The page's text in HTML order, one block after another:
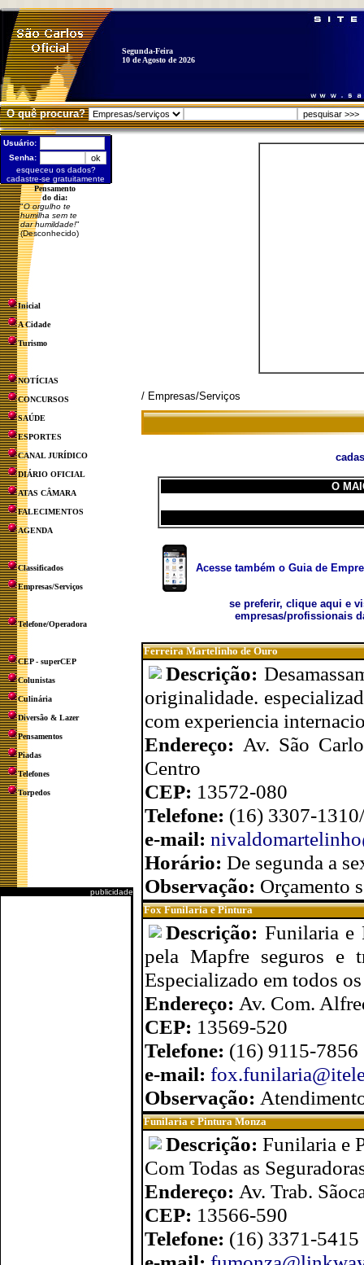
Segunda-Feira
10 de Agosto de 2026
O quê procura?
Usuário:
Senha:
esqueceu os dados?
cadastre-se gratuitamente
Pensamento
do dia:
"O orgulho te
humilha sem te
dar humildade!"
(Desconhecido)
Inicial
A Cidade
Turismo
NOTÍCIAS
CONCURSOS
SAÚDE
ESPORTES
CANAL JURÍDICO
DIÁRIO OFICIAL
ATAS CÂMARA
FALECIMENTOS
AGENDA
Classificados
Empresas/Serviços
Telefone/Operadora
CEP - superCEP
Colunistas
Culinária
Diversão & Lazer
Pensamentos
Piadas
Telefones
Torpedos
publicidade
/ Empresas/Serviços
O
Acesse também o Guia de
se preferir, clique aqui e
empresas/profissionais
Ferreira Martelinho de Ouro
Descrição:
originalidade.
com experiencia
Endereço: Av. São
Centro
CEP: 13572-080
Telefone: (16) 3307-
e-mail:
Horário: De segunda a
Observação: Orçamento
Fox Funilaria e Pintura
Descrição: Funilaria e
pela Mapfre seguros e
Especializado em todos
Endereço: Av. Com.
CEP: 13569-520
Telefone: (16) 9115-7856
e-mail:
Observação:
Funilaria e Pintura Monza
Descrição:Funilaria e
Com Todas as
Endereço: Av. Trab.
CEP: 13566-590
Telefone: (16) 3371-